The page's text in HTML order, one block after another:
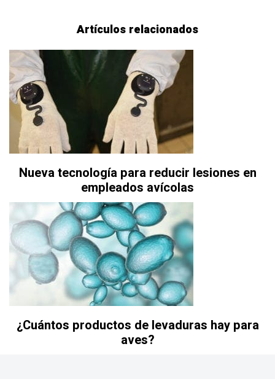
Artículos relacionados
Nueva tecnología para reducir lesiones en
empleados avícolas
¿Cuántos productos de levaduras hay para
aves?